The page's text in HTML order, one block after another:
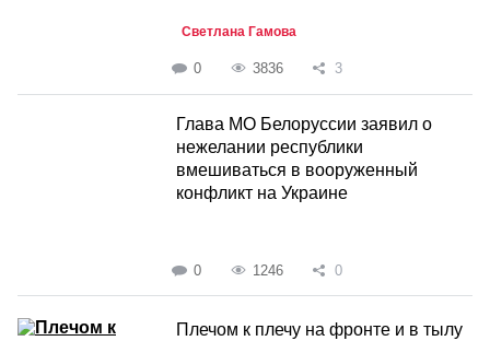
Светлана Гамова
0 3836 3
Глава МО Белоруссии заявил о
нежелании республики
вмешиваться в вооруженный
конфликт на Украине
0 1246 0
Плечом к плечу на фронте и в тылу